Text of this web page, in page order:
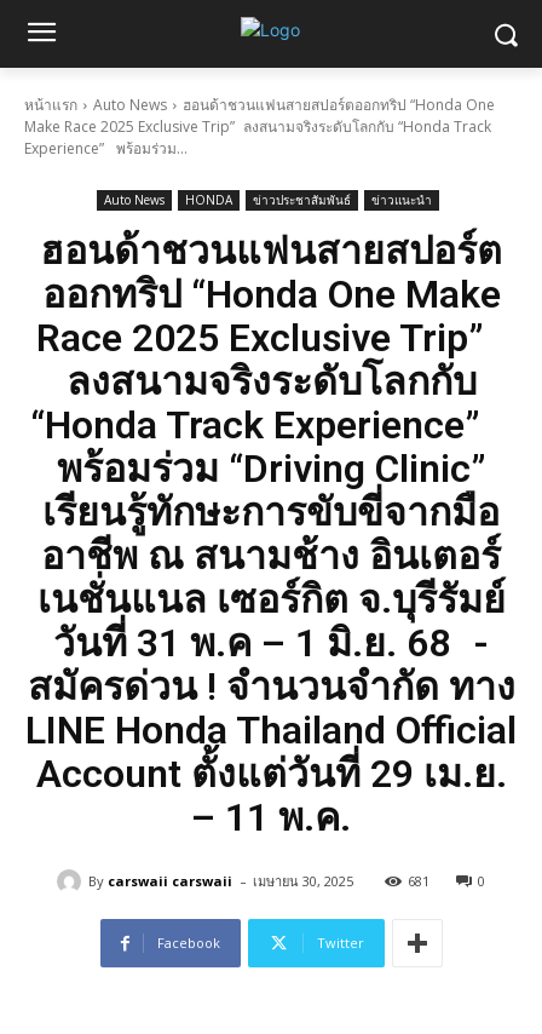
หน้าแรก Auto News
ฮอนด้าชวนแฟนสายสปอร์ตออกทริป “Honda One
Make Race 2025 Exclusive Trip” ลงสนามจริงระดับโลกกับ “Honda Track
Experience” พร้อมร่วม...
Auto News HONDA ข่าวประชาสัมพันธ์ ข่าวแนะนำ
ฮอนด้าชวนแฟนสายสปอร์ต
ออกทริป “Honda One Make
Race 2025 Exclusive Trip”
ลงสนามจริงระดับโลกกับ
“Honda Track Experience”
พร้อมร่วม “Driving Clinic”
เรียนรู้ทักษะการขับขี่จากมือ
อาชีพ ณ สนามช้าง อินเตอร์
เนชั่นแนล เซอร์กิต จ.บุรีรัมย์
วันที่ 31 พ.ค – 1 มิ.ย. 68 -
สมัครด่วน ! จำนวนจำกัด ทาง
LINE Honda Thailand Official
Account ตั้งแต่วันที่ 29 เม.ย.
– 11 พ.ค.
By carswaii carswaii - เมษายน 30, 2025 681 0
Facebook Twitter